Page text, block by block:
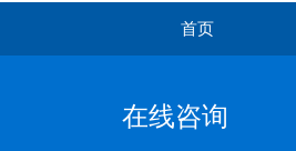
首页
在线咨询